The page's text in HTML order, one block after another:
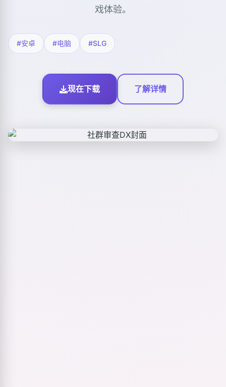
戏体验。
#安卓 #电脑 #SLG
现在下载 了解详情